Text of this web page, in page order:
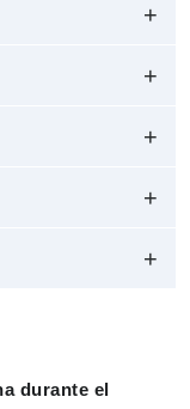
durante el